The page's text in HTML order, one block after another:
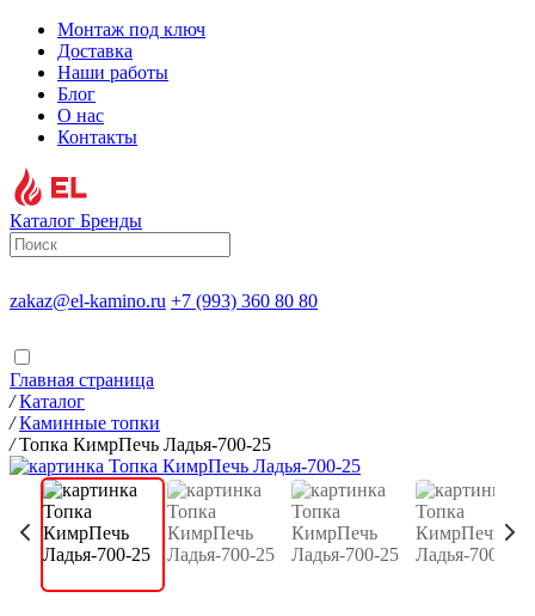
Монтаж под ключ
Доставка
Наши работы
Блог
О нас
Контакты
Каталог Бренды
zakaz@el-kamino.ru +7 (993) 360 80 80
Главная страница
/ Каталог
/ Каминные топки
/ Топка КимрПечь Ладья-700-25